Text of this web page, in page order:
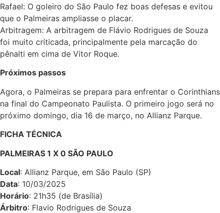
Rafael: O goleiro do São Paulo fez boas defesas e evitou
que o Palmeiras ampliasse o placar.
Arbitragem: A arbitragem de Flávio Rodrigues de Souza
foi muito criticada, principalmente pela marcação do
pênalti em cima de Vitor Roque.
Próximos passos
Agora, o Palmeiras se prepara para enfrentar o Corinthians
na final do Campeonato Paulista. O primeiro jogo será no
próximo domingo, dia 16 de março, no Allianz Parque.
FICHA TÉCNICA
PALMEIRAS 1 X 0 SÃO PAULO
Local: Allianz Parque, em São Paulo (SP)
Data: 10/03/2025
Horário: 21h35 (de Brasília)
Árbitro: Flavio Rodrigues de Souza